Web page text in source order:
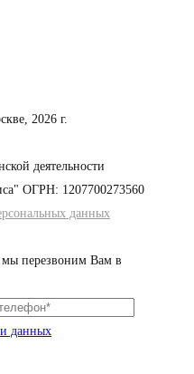
2026 г.
деятельности
ОГРН: 1207700273560
данных
мы перезвоним Вам в
данных